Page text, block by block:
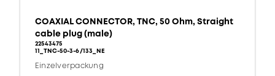
COAXIAL CONNECTOR, TNC, 50 Ohm, Straight
cable plug (male)
22543475
11_TNC-50-3-6/133_NE
Einzelverpackung